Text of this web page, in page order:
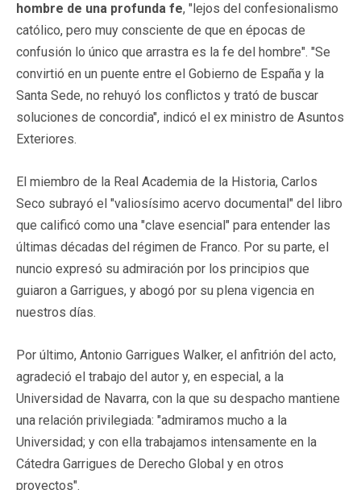
hombre de una profunda fe, "lejos del confesionalismo
católico, pero muy consciente de que en épocas de
confusión lo único que arrastra es la fe del hombre". "Se
convirtió en un puente entre el Gobierno de España y la
Santa Sede, no rehuyó los conflictos y trató de buscar
soluciones de concordia", indicó el ex ministro de Asuntos
Exteriores.
El miembro de la Real Academia de la Historia, Carlos
Seco subrayó el "valiosísimo acervo documental" del libro
que calificó como una "clave esencial" para entender las
últimas décadas del régimen de Franco. Por su parte, el
nuncio expresó su admiración por los principios que
guiaron a Garrigues, y abogó por su plena vigencia en
nuestros días.
Por último, Antonio Garrigues Walker, el anfitrión del acto,
agradeció el trabajo del autor y, en especial, a la
Universidad de Navarra, con la que su despacho mantiene
una relación privilegiada: "admiramos mucho a la
Universidad; y con ella trabajamos intensamente en la
Cátedra Garrigues de Derecho Global y en otros
proyectos".